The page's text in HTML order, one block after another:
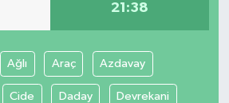
21:38
Ağlı Araç Azdavay
Cide Daday Devrekani